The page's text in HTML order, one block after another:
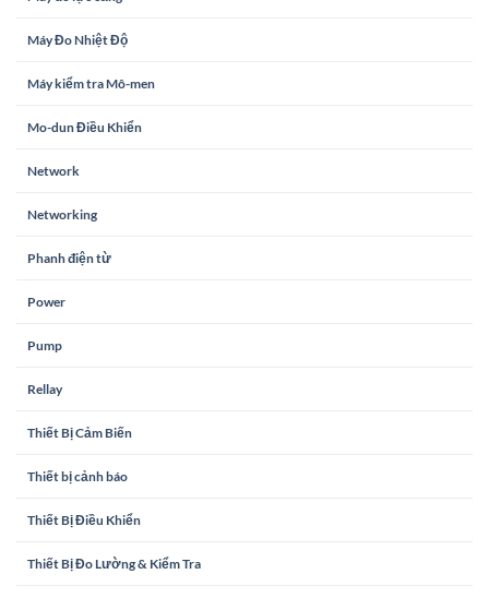
Máy Đo Nhiệt Độ
Máy kiểm tra Mô-men
Mo-dun Điều Khiển
Network
Networking
Phanh điện từ
Power
Pump
Rellay
Thiết Bị Cảm Biến
Thiết bị cảnh báo
Thiết Bị Điều Khiển
Thiết Bị Đo Lường & Kiểm Tra